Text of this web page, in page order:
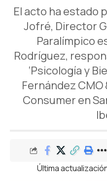
El acto ha estado
Jofré, Director
Paralímpico
Rodríguez,
‘Psicología y
Fernández
Consumer en
Última